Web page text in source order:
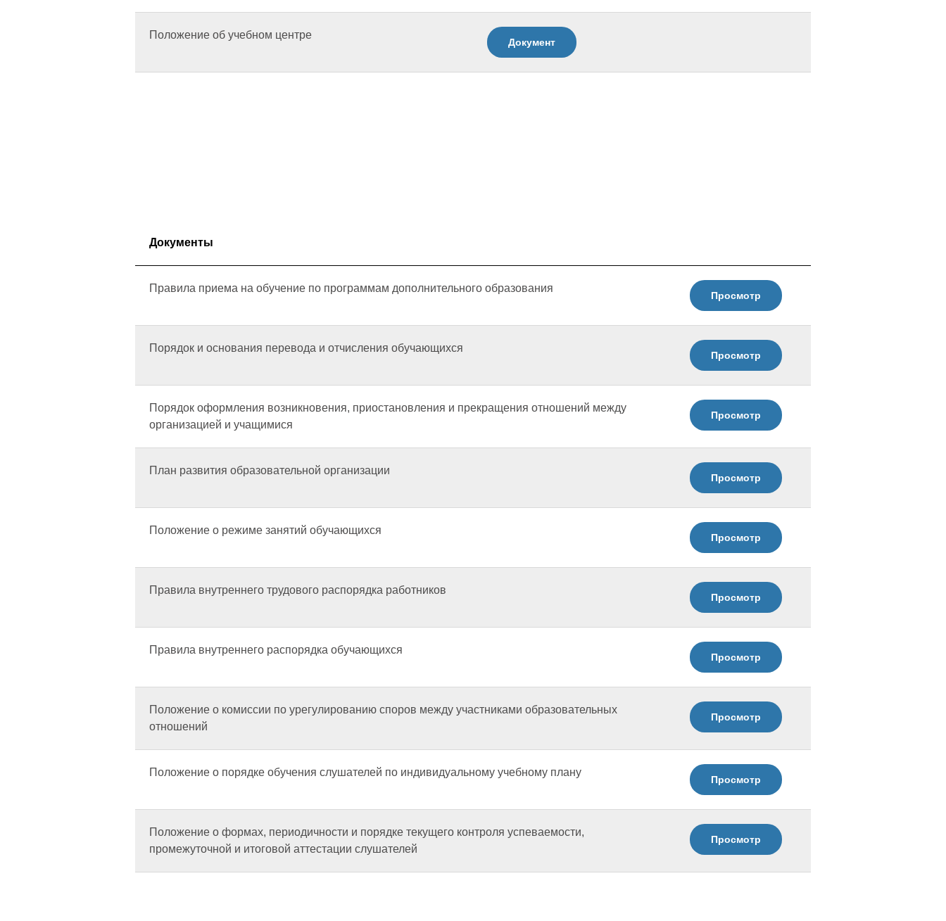
Положение об учебном центре
Документ
Документы
Правила приема на обучение по программам дополнительного образования
Просмотр
Порядок и основания перевода и отчисления обучающихся
Просмотр
Порядок оформления возникновения, приостановления и прекращения отношений между
организацией и учащимися
Просмотр
План развития образовательной организации
Просмотр
Положение о режиме занятий обучающихся
Просмотр
Правила внутреннего трудового распорядка работников
Просмотр
Правила внутреннего распорядка обучающихся
Просмотр
Положение о комиссии по урегулированию споров между участниками образовательных
отношений
Просмотр
Положение о порядке обучения слушателей по индивидуальному учебному плану
Просмотр
Положение о формах, периодичности и порядке текущего контроля успеваемости,
промежуточной и итоговой аттестации слушателей
Просмотр